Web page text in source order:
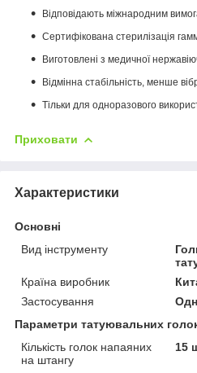
Відповідають міжнародним
Сертифікована стерилізація
Виготовлені з медичної
Відмінна стабільність, менше
Тільки для одноразового
Приховати
Характеристики
Основні
Вид інструменту
Країна виробник
Застосування
Параметри татуювальних
Кількість голок напаяних
на штангу
15